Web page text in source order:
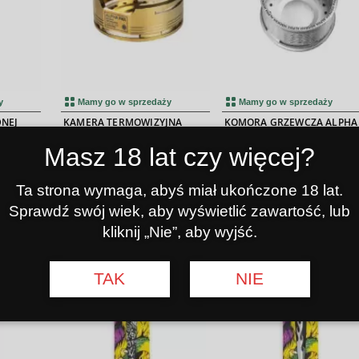
5.00
Mamy go w sprzedaży
KAMERA TERMOWIZYJNA
€6000
Pokaż
szczegóły
Mamy go w sprzedaży
KOMORA GRZEWCZA ALPHA
€3500
Do koszyka
Pokaż
szczegóły
Masz 18 lat czy więcej?
Ta strona wymaga, abyś miał ukończone 18 lat.
Sprawdź swój wiek, aby wyświetlić zawartość, lub
kliknij „Nie”, aby wyjść.
TAK NIE